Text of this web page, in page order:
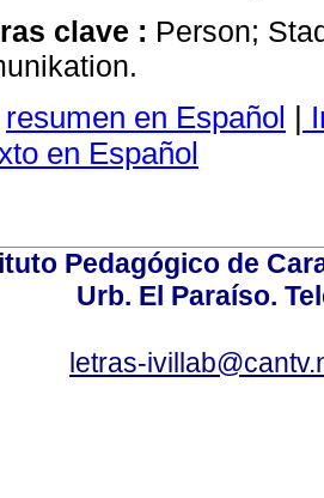
clave : Person;
resumen en Español |
en Español
Pedagógico de
Urb. El Paraíso.
letras-